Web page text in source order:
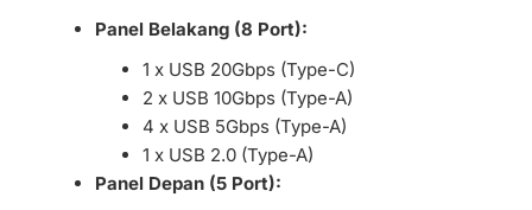
Panel Belakang (8 Port):
1 x USB 20Gbps (Type-C)
2 x USB 10Gbps (Type-A)
4 x USB 5Gbps (Type-A)
1 x USB 2.0 (Type-A)
Panel Depan (5 Port):